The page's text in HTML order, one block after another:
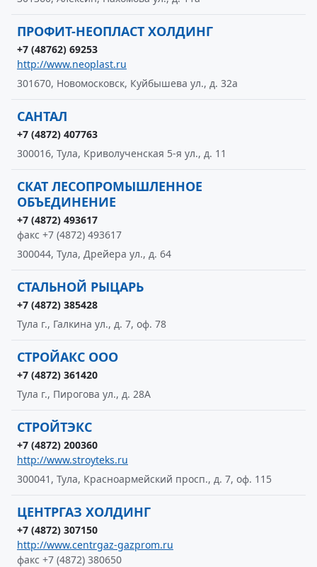
ПРОФИТ-НЕОПЛАСТ ХОЛДИНГ
+7 (48762) 69253
http://www.neoplast.ru
301670, Новомосковск, Куйбышева ул., д. 32а
САНТАЛ
+7 (4872) 407763
300016, Тула, Криволученская 5-я ул., д. 11
СКАТ ЛЕСОПРОМЫШЛЕННОЕ
ОБЪЕДИНЕНИЕ
+7 (4872) 493617
факс +7 (4872) 493617
300044, Тула, Дрейера ул., д. 64
СТАЛЬНОЙ РЫЦАРЬ
+7 (4872) 385428
Тула г., Галкина ул., д. 7, оф. 78
СТРОЙАКС ООО
+7 (4872) 361420
Тула г., Пирогова ул., д. 28А
СТРОЙТЭКС
+7 (4872) 200360
http://www.stroyteks.ru
300041, Тула, Красноармейский просп., д. 7, оф. 115
ЦЕНТРГАЗ ХОЛДИНГ
+7 (4872) 307150
http://www.centrgaz-gazprom.ru
факс +7 (4872) 380650